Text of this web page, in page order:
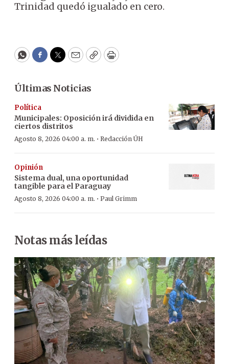
Trinidad quedó igualado en cero.
WhatsApp
Facebook
Twitter
EmailCopyPrint
Últimas Noticias
Política
Municipales: Oposición irá dividida en
ciertos distritos
Agosto 8, 2026 04:00 a. m. · Redacción ÚH
Opinión
Sistema dual, una oportunidad
tangible para el Paraguay
Agosto 8, 2026 04:00 a. m. · Paul Grimm
Notas más leídas